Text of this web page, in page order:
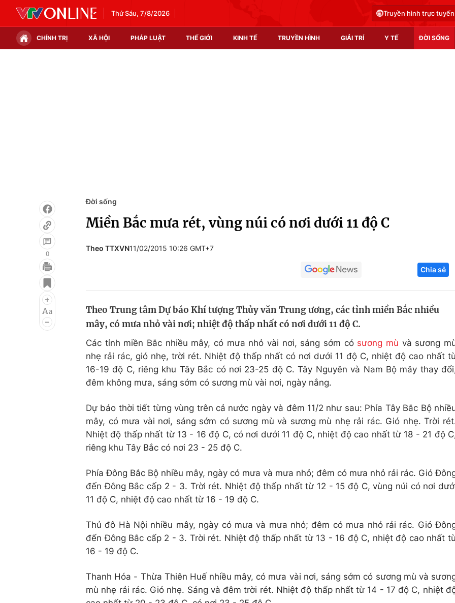
Thứ Sáu, 7/8/2026 Truyền hình trực tuyến
CHÍNH TRỊ XÃ HỘI PHÁP LUẬT THẾ GIỚI KINH TẾ TRUYỀN HÌNH GIẢI TRÍ Y TẾ ĐỜI SỐNG
Điện ảnh
Âm nhạc
Làm đẹp
Học trực tuyến
Công nghệ
Sản phẩm
Tư vấn
0
Đời sống
Miền Bắc mưa rét, vùng núi có nơi dưới 11 độ C
Theo TTXVN11/02/2015 10:26 GMT+7
Chia sẻ
Theo Trung tâm Dự báo Khí tượng Thủy văn Trung ương, các tỉnh miền Bắc nhiều
mây, có mưa nhỏ vài nơi; nhiệt độ thấp nhất có nơi dưới 11 độ C.
Các tỉnh miền Bắc nhiều mây, có mưa nhỏ vài nơi, sáng sớm có sương mù và sương
nhẹ rải rác, gió nhẹ, trời rét. Nhiệt độ thấp nhất có nơi dưới 11 độ C, nhiệt độ cao nhất
16-19 độ C, riêng khu Tây Bắc có nơi 23-25 độ C. Tây Nguyên và Nam Bộ mây thay
đêm không mưa, sáng sớm có sương mù vài nơi, ngày nắng.
Dự báo thời tiết từng vùng trên cả nước ngày và đêm 11/2 như sau: Phía Tây Bắc Bộ
mây, có mưa vài nơi, sáng sớm có sương mù và sương mù nhẹ rải rác. Gió nhẹ. Trời
Nhiệt độ thấp nhất từ 13 - 16 độ C, có nơi dưới 11 độ C, nhiệt độ cao nhất từ 18 - 21 độ
riêng khu Tây Bắc có nơi 23 - 25 độ C.
Phía Đông Bắc Bộ nhiều mây, ngày có mưa và mưa nhỏ; đêm có mưa nhỏ rải rác. Gió
đến Đông Bắc cấp 2 - 3. Trời rét. Nhiệt độ thấp nhất từ 12 - 15 độ C, vùng núi có nơi
11 độ C, nhiệt độ cao nhất từ 16 - 19 độ C.
Thủ đô Hà Nội nhiều mây, ngày có mưa và mưa nhỏ; đêm có mưa nhỏ rải rác. Gió
đến Đông Bắc cấp 2 - 3. Trời rét. Nhiệt độ thấp nhất từ 13 - 16 độ C, nhiệt độ cao nhất
16 - 19 độ C.
Thanh Hóa - Thừa Thiên Huế nhiều mây, có mưa vài nơi, sáng sớm có sương mù và
mù nhẹ rải rác. Gió nhẹ. Sáng và đêm trời rét. Nhiệt độ thấp nhất từ 14 - 17 độ C, nhiệt